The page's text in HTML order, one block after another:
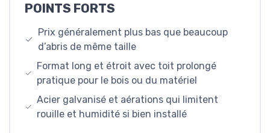
POINTS FORTS
Prix généralement plus bas que beaucoup
d’abris de même taille
Format long et étroit avec toit prolongé
pratique pour le bois ou du matériel
Acier galvanisé et aérations qui limitent
rouille et humidité si bien installé